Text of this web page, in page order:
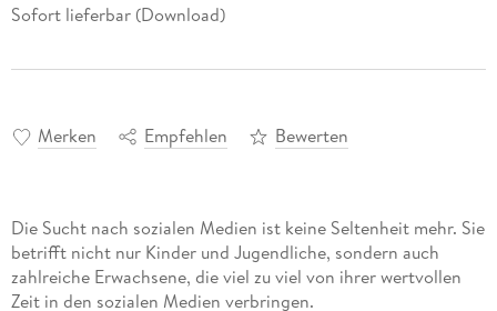
Sofort lieferbar (Download)
Merken Empfehlen Bewerten
Die Sucht nach sozialen Medien ist keine Seltenheit mehr. Sie
betrifft nicht nur Kinder und Jugendliche, sondern auch
zahlreiche Erwachsene, die viel zu viel von ihrer wertvollen